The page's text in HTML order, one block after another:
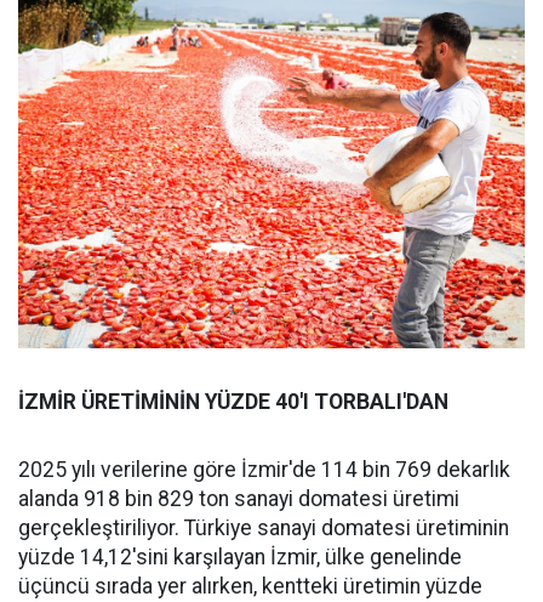
İZMİR ÜRETİMİNİN YÜZDE 40'I TORBALI'DAN
2025 yılı verilerine göre İzmir'de 114 bin 769 dekarlık
alanda 918 bin 829 ton sanayi domatesi üretimi
gerçekleştiriliyor. Türkiye sanayi domatesi üretiminin
yüzde 14,12'sini karşılayan İzmir, ülke genelinde
üçüncü sırada yer alırken, kentteki üretimin yüzde